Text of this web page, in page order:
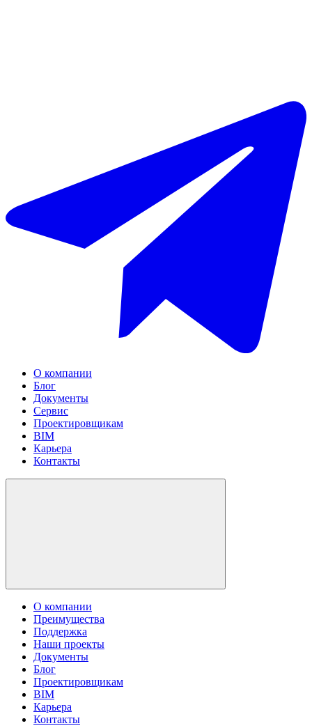
О компании
Блог
Документы
Сервис
Проектировщикам
BIM
Карьера
Контакты
О компании
Преимущества
Поддержка
Наши проекты
Документы
Блог
Проектировщикам
BIM
Карьера
Контакты